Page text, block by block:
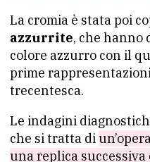
La cromia è stata poi
azzurrite, che hanno
colore azzurro con il
prime
trecentesca.
Le indagini
che si tratta di
una replica